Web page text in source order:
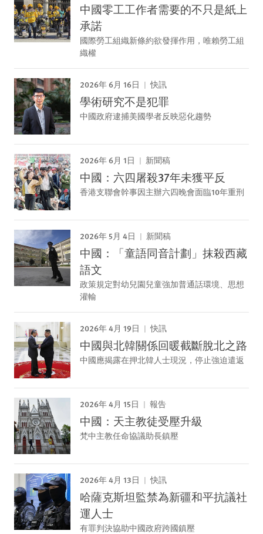
中國零工工作者需要的不只是紙上
承諾
國際勞工組織新條約欲發揮作用，唯賴勞工組
織權
2026年 6月 16日 快訊
學術研究不是犯罪
中國政府逮捕美國學者反映惡化趨勢
2026年 6月 1日 新聞稿
中國：六四屠殺37年未獲平反
香港支聯會幹事因主辦六四晚會面臨10年重刑
2026年 5月 4日 新聞稿
中國：「童語同音計劃」抹殺西藏
語文
政策規定對幼兒園兒童強加普通話環境、思想
灌輸
2026年 4月 19日 快訊
中國與北韓關係回暖截斷脫北之路
中國應揭露在押北韓人士現況，停止強迫遣返
2026年 4月 15日 報告
中國：天主教徒受壓升級
梵中主教任命協議助長鎮壓
2026年 4月 13日 快訊
哈薩克斯坦監禁為新疆和平抗議社
運人士
有罪判決協助中國政府跨國鎮壓